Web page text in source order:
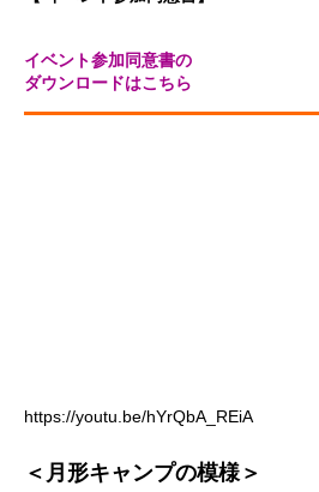
イベント参加同意書の
ダウンロードはこちら
https://youtu.be/hYrQbA_REiA
＜月形キャンプの模様＞